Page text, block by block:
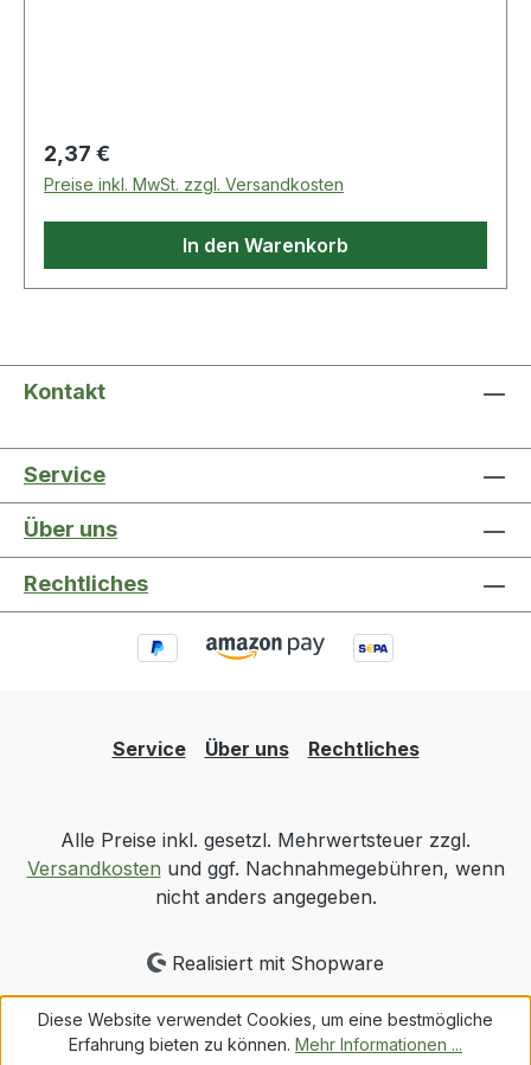
Regulärer Preis:
2,37 €
Preise inkl. MwSt. zzgl. Versandkosten
In den Warenkorb
Kontakt
Service
Über uns
Rechtliches
Service Über uns Rechtliches
Alle Preise inkl. gesetzl. Mehrwertsteuer zzgl.
Versandkosten und ggf. Nachnahmegebühren, wenn
nicht anders angegeben.
Realisiert mit Shopware
Diese Website verwendet Cookies, um eine bestmögliche
Erfahrung bieten zu können. Mehr Informationen ...